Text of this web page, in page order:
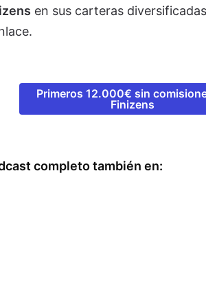
en sus carteras
Primeros 12.000€ sin
Finizens
completo también en: